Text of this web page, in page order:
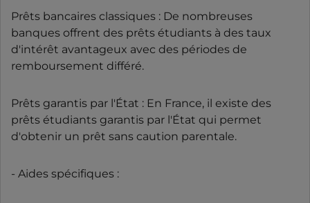
Prêts bancaires classiques : De nombreuses
banques offrent des prêts étudiants à des taux
d'intérêt avantageux avec des périodes de
remboursement différé.
Prêts garantis par l'État : En France, il existe des
prêts étudiants garantis par l'État qui permet
d'obtenir un prêt sans caution parentale.
- Aides spécifiques :